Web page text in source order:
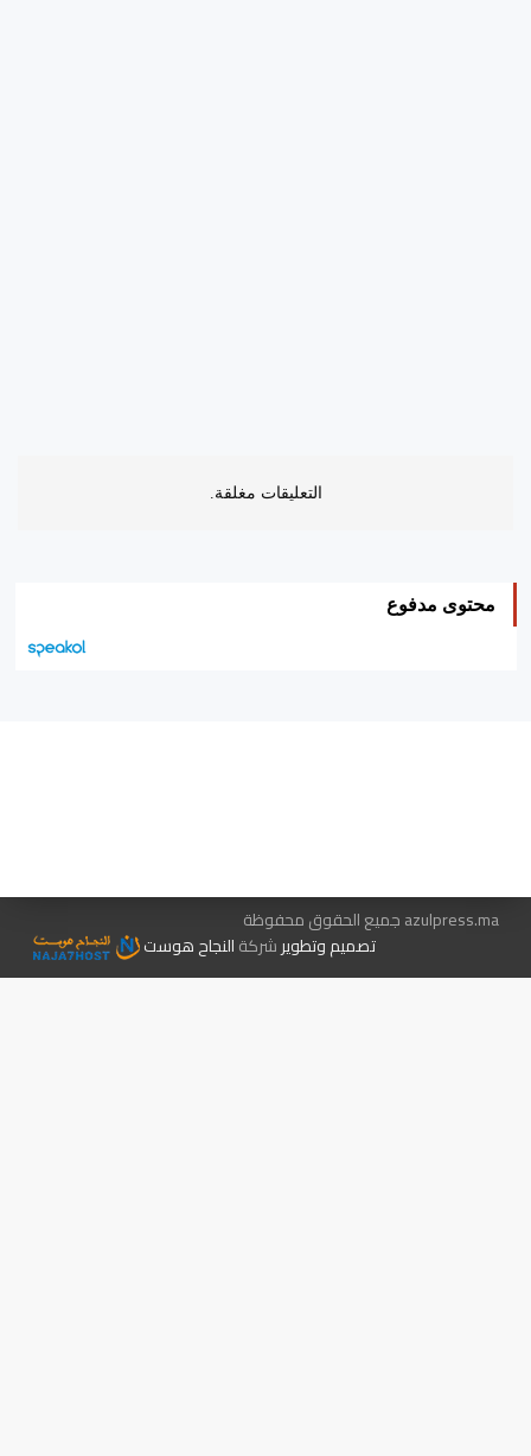
التعليقات مغلقة.
محتوى مدفوع
azulpress.ma جميع الحقوق محفوظة
تصميم وتطويرشركةالنجاح هوست